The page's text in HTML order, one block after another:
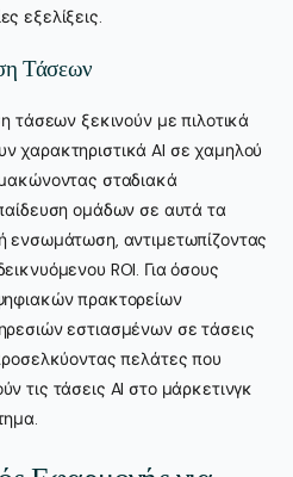
εξελίξεις.
Τάσεων
τάσεων ξεκινούν με πιλοτικά
χαρακτηριστικά AI σε χαμηλού
σταδιακά
ομάδων σε αυτά τα
ενσωμάτωση, αντιμετωπίζοντας
ROI. Για όσους
πρακτορείων
εστιασμένων σε τάσεις
πελάτες που
τις τάσεις AI στο μάρκετινγκ